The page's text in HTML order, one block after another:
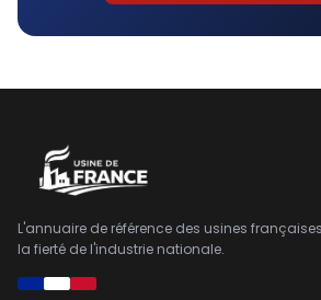
L'annuaire de référence des usines
la fierté de l'industrie nationale.